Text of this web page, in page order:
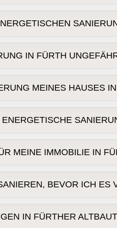
Erbe
IN FÜRTH
BAFA
MEINES HAUSES
30%
20% beim
MEINE IMMOBILIE IN
und der Metropolregion
Wer
BEVOR ICH ES
Verkaufszeitpunkt ab
IN FÜRTHER